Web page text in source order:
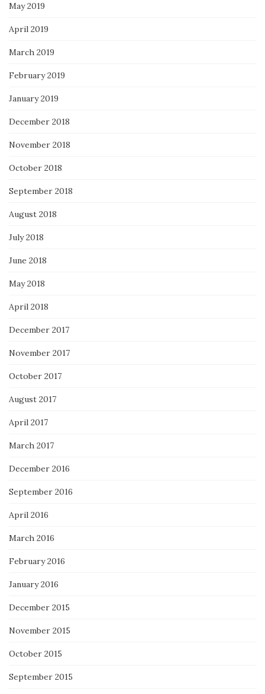
May 2019
April 2019
March 2019
February 2019
January 2019
December 2018
November 2018
October 2018
September 2018
August 2018
July 2018
June 2018
May 2018
April 2018
December 2017
November 2017
October 2017
August 2017
April 2017
March 2017
December 2016
September 2016
April 2016
March 2016
February 2016
January 2016
December 2015
November 2015
October 2015
September 2015